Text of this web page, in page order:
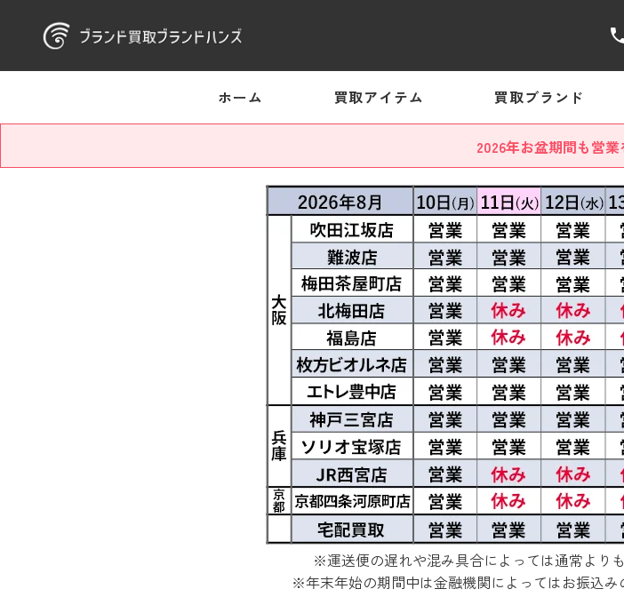
ホーム 買取アイテム 買取ブランド
2026年お盆期間も営
※運送便の遅れや混み具合によっては通常より
※年末年始の期間中は金融機関によってはお振込み